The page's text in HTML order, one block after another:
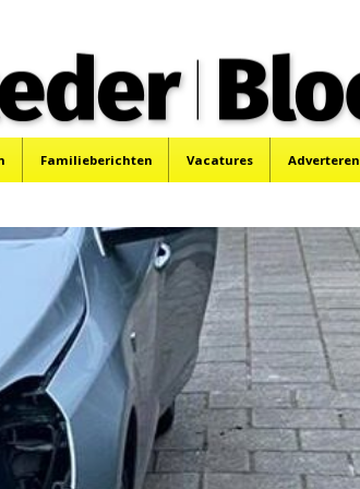
Familieberichten Vacatures Adverteren